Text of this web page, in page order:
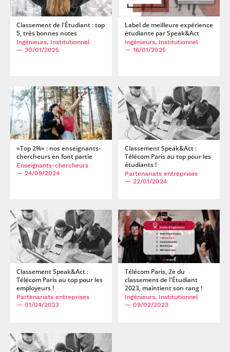
Classement de l'Étudiant : top
5, très bonnes notes
Ingénieurs, Institutionnel
— 30/01/2025
Label de meilleure expérience
étudiante par Speak&Act
Ingénieurs, Institutionnel
— 16/01/2025
«Top 2%» : nos enseignants-
chercheurs en font partie
Enseignants-chercheurs
— 24/09/2024
Classement Speak&Act :
Télécom Paris au top pour les
étudiants !
Partenariats entreprises
— 22/01/2024
Classement Speak&Act :
Télécom Paris au top pour les
employeurs !
Partenariats entreprises
— 01/04/2023
Télécom Paris, 2e du
classement de l'Étudiant
2023, maintient son rang !
Ingénieurs, Institutionnel
— 09/02/2023